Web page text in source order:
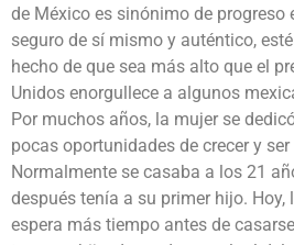
de México es sinónimo de progreso
seguro de sí mismo y auténtico,
hecho de que sea más alto que el
Unidos enorgullece a algunos
Por muchos años, la mujer se
pocas oportunidades de crecer y
Normalmente se casaba a los 21
después tenía a su primer hijo. Hoy,
espera más tiempo antes de